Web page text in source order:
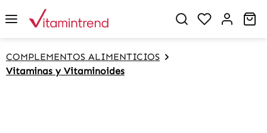
content
COMPLEMENTOS ALIMENTICIOS
Vitaminas y Vitaminoides